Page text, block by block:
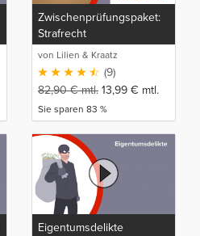
Zwischenprüfungspaket:
Strafrecht
von Lilien & Kraatz
(9)
82,90€mtl. 13,99 € mtl.
Sie sparen 83 %
Eigentumsdelikte